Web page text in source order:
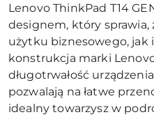
Lenovo ThinkPad T14
designem, który sprawia,
użytku biznesowego, jak
konstrukcja marki
długotrwałość
pozwalają na łatwe
idealny towarzysz w